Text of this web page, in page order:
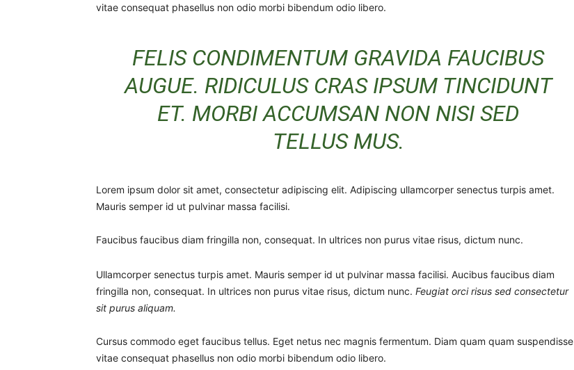
vitae consequat phasellus non odio morbi bibendum odio libero.
FELIS CONDIMENTUM GRAVIDA FAUCIBUS
AUGUE. RIDICULUS CRAS IPSUM TINCIDUNT
ET. MORBI ACCUMSAN NON NISI SED
TELLUS MUS.
Lorem ipsum dolor sit amet, consectetur adipiscing elit. Adipiscing ullamcorper senectus turpis amet.
Mauris semper id ut pulvinar massa facilisi.
Faucibus faucibus diam fringilla non, consequat. In ultrices non purus vitae risus, dictum nunc.
Ullamcorper senectus turpis amet. Mauris semper id ut pulvinar massa facilisi. Aucibus faucibus diam
fringilla non, consequat. In ultrices non purus vitae risus, dictum nunc. Feugiat orci risus sed consectetur
sit purus aliquam.
Cursus commodo eget faucibus tellus. Eget netus nec magnis fermentum. Diam quam quam suspendisse
vitae consequat phasellus non odio morbi bibendum odio libero.